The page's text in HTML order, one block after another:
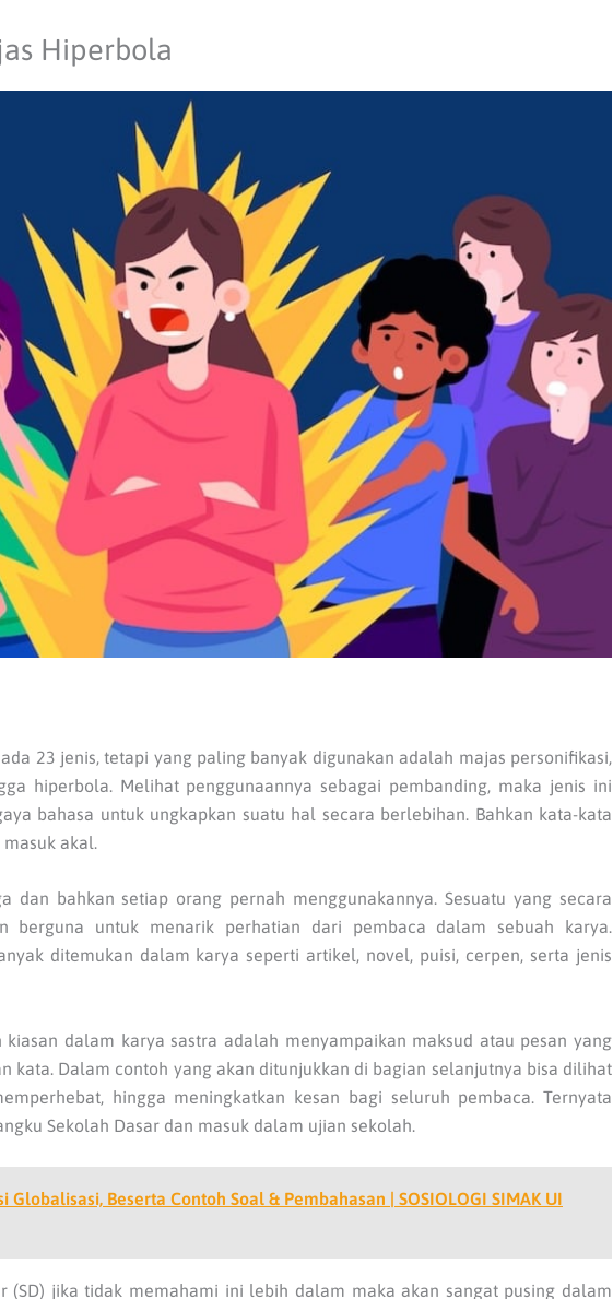
Hiperbola
23 jenis, tetapi yang paling banyak digunakan adalah majas personifikasi,
hiperbola. Melihat penggunaannya sebagai pembanding, maka jenis ini
bahasa untuk ungkapkan suatu hal secara berlebihan. Bahkan kata-kata
akal.
dan bahkan setiap orang pernah menggunakannya. Sesuatu yang secara
berguna untuk menarik perhatian dari pembaca dalam sebuah karya.
ditemukan dalam karya seperti artikel, novel, puisi, cerpen, serta jenis
dalam karya sastra adalah menyampaikan maksud atau pesan yang
kata. Dalam contoh yang akan ditunjukkan di bagian selanjutnya bisa dilihat
hingga meningkatkan kesan bagi seluruh pembaca. Ternyata
Sekolah Dasar dan masuk dalam ujian sekolah.
Globalisasi, Beserta Contoh Soal & Pembahasan | SOSIOLOGI SIMAK UI
(SD) jika tidak memahami ini lebih dalam maka akan sangat pusing dalam